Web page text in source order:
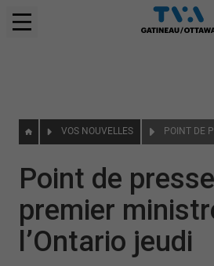
VOS NOUVELLES
Point de
premier
l’Ontario jeudi